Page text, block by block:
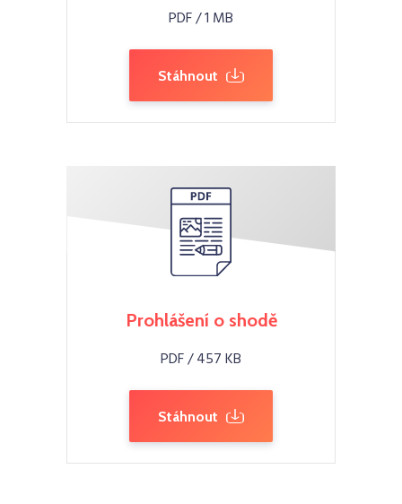
PDF / 1 MB
Stáhnout
Prohlášení o shodě
PDF / 457 KB
Stáhnout